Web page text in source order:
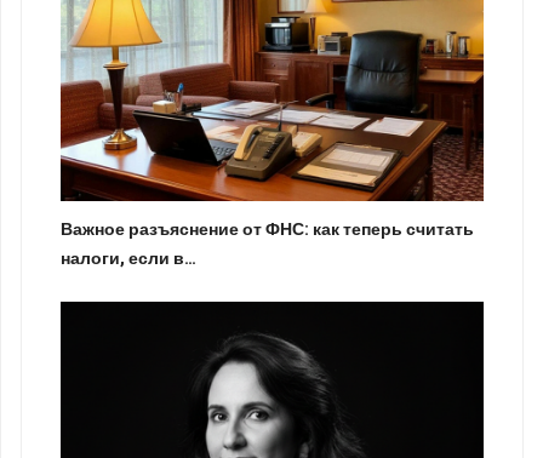
Важное разъяснение от ФНС: как теперь считать
налоги, если в…